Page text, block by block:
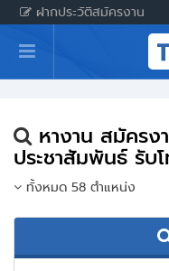
ฝากประวัติสมัครงาน
หน้าหลัก
ผู้สมัครงาน: เข้าสู่ระบบ
เกร็ดความรู้
สำหรับผู้ประกอบกา
หางาน สมัครง
ประชาสัมพันธ์ รั
ทั้งหมด 58 ตำแหน่ง